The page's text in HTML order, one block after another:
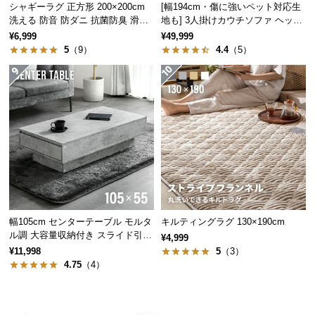
客
様
サ
ポ
ト
お
知
ら
せ
ブ
ロ
グ
シャギーラグ 正方形 200×200cm
洗える 防音 防ダニ 抗菌防臭 滑り
止め付き
¥6,999
5 （9）
[幅194cm・傷に強いペット対応生
地も] 3人掛けカウチソファ ヘッド
レスト付 レイアウト自由 広々設計
¥49,999
4.4（5）
幅105cm センターテーブル モルタ
ル調 大容量収納付き スライド引き
出し2杯
¥11,998
4.75 （4）
キルティングラグ 130×190cm
¥4,999
5 （3）